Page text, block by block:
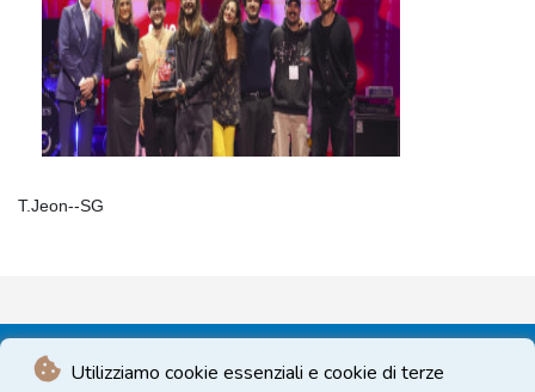
Utilizziamo cookie essenziali e cookie di terze
T.Jeon--SG